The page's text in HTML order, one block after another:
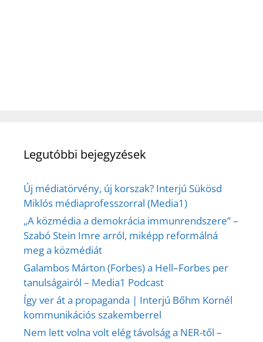
Legutóbbi bejegyzések
Új médiatörvény, új korszak? Interjú Sükösd
Miklós médiaprofesszorral (Media1)
„A közmédia a demokrácia immunrendszere” –
Szabó Stein Imre arról, miképp reformálná
meg a közmédiát
Galambos Márton (Forbes) a Hell–Forbes per
tanulságairól – Media1 Podcast
Így ver át a propaganda | Interjú Bőhm Kornél
kommunikációs szakemberrel
Nem lett volna volt elég távolság a NER-től –